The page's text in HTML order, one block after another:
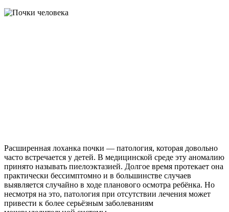
Расширенная лоханка почки — патология, которая довольно
часто встречается у детей. В медицинской среде эту аномалию
принято называть пиелоэктазией. Долгое время протекает она
практически бессимптомно и в большинстве случаев
выявляется случайно в ходе планового осмотра ребёнка. Но
несмотря на это, патология при отсутствии лечения может
привести к более серьёзным заболеваниям